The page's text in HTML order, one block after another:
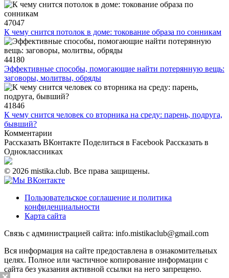
47047
К чему снится потолок в доме: токование образа по сонникам
44180
Эффективные способы, помогающие найти потерянную вещь:
заговоры, молитвы, обряды
41846
К чему снится человек со вторника на среду: парень, подруга,
бывший?
Комментарии
Рассказать ВКонтакте Поделиться в Facebook Рассказать в
Одноклассниках
© 2026 mistika.club. Все права защищены.
Пользовательское соглашение и политика
конфиденциальности
Карта сайта
Связь с администрацией сайта: info.mistikaclub@gmail.com
Вся информация на сайте предоставлена в ознакомительных
целях. Полное или частичное копирование информации с
сайта без указания активной ссылки на него запрещено.